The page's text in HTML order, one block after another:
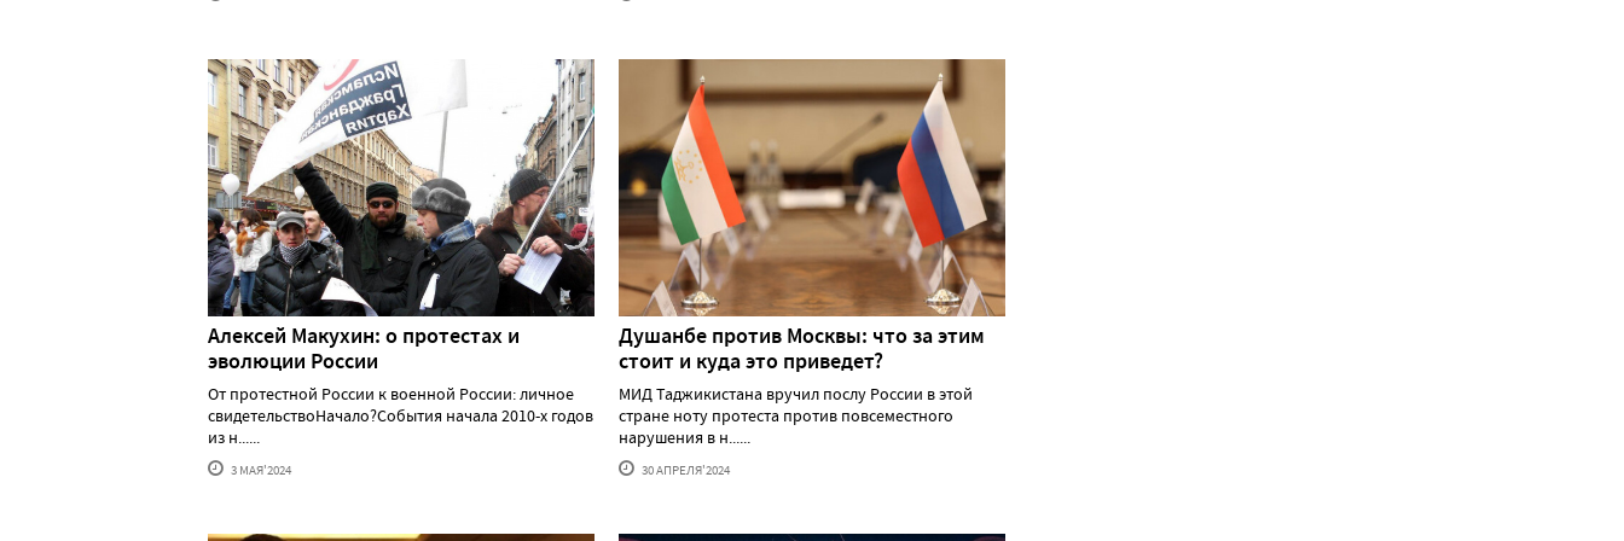
Алексей Макуxин: о протестаx и
эволюции России
От протестной России к военной России: личное
свидетельствоНачало?События начала 2010-х годов
из н......
3 МАЯ'2024
Душанбе против Москвы: что за этим
стоит и куда это приведет?
МИД Таджикистана вручил послу России в этой
стране ноту протеста против повсеместного
нарушения в н......
30 АПРЕЛЯ'2024